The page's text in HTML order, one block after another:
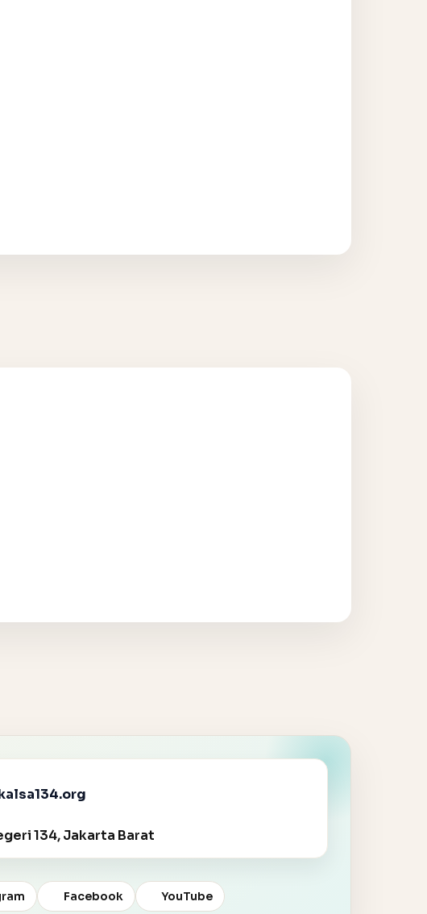
134, Jakarta Barat
Facebook YouTube